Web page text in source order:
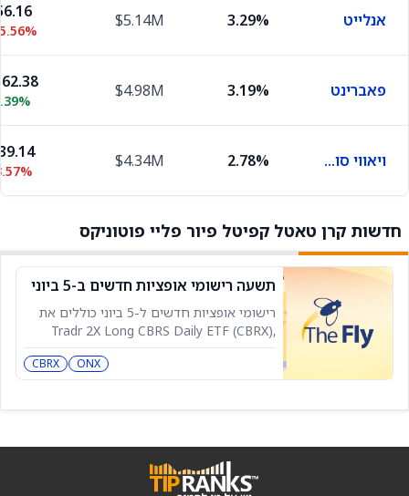
אנלייט 3.29%
$5.14M
פאברינט 3.19%
$4.98M
ויאווי סולושנס 2.78%
$4.34M
חדשות קרן טאטל קפיטל פיור פליי פוטוניקס
תשעה רישומי אופציות חדשים ב-5 ביוני
רישומי אופציות חדשים ל-5 ביוני כוללים את
Tradr 2X Long CBRS Daily ETF (CBRX),
Tradr 2X Short CBRS Daily ETF (CBRZ),
Tuttle Capital Pure Play Photonics ETF
(FOTO), Tuttle Capital Concentrated
ONX
CBRX